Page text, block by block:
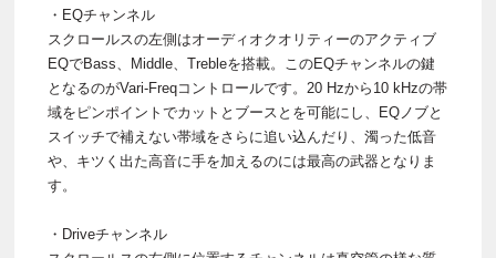
・EQチャンネル
スクロールスの左側はオーディオクオリティーのアクティブ
EQでBass、Middle、Trebleを搭載。このEQチャンネルの鍵
となるのがVari-Freqコントロールです。20 Hzから10 kHzの帯
域をピンポイントでカットとブースとを可能にし、EQノブと
スイッチで補えない帯域をさらに追い込んだり、濁った低音
や、キツく出た高音に手を加えるのには最高の武器となりま
す。
・Driveチャンネル